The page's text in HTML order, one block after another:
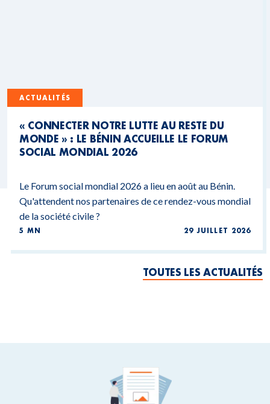
ACTUALITÉS
« CONNECTER NOTRE LUTTE AU RESTE DU
MONDE » : LE BÉNIN ACCUEILLE LE FORUM
SOCIAL MONDIAL 2026
Le Forum social mondial 2026 a lieu en août au Bénin.
Qu'attendent nos partenaires de ce rendez-vous mondial
de la société civile ?
5 MN 29 JUILLET 2026
TOUTES LES ACTUALITÉS